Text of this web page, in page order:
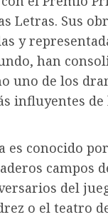
Letras. Sus
y
han
uno de los
influyentes
es conocido
campos
del
o el teatro